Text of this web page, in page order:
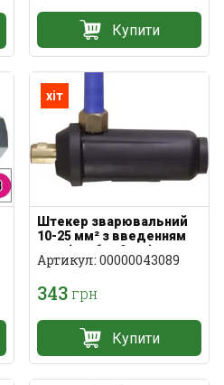
Купити
хіт
Штекер зварювальний
10-25 мм² з введенням
газу (трубка 9 мм)
Артикул: 00000043089
343грн
Купити